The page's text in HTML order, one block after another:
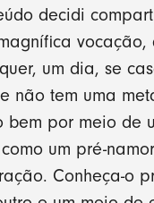
decidi
um dia, se
não tem uma
bem por meio de
um pré-
Conheça-o